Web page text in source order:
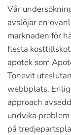
Vår
avslöjar en
marknaden för
flesta
apotek som
Tonevit
webbplats.
approach
undvika
på